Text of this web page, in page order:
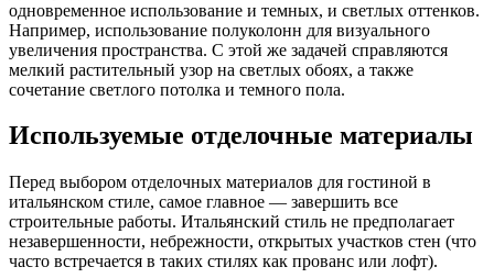
одновременное использование и темных, и светлых оттенков.
Например, использование полуколонн для визуального
увеличения пространства. С этой же задачей справляются
мелкий растительный узор на светлых обоях, а также
сочетание светлого потолка и темного пола.
Используемые отделочные материалы
Перед выбором отделочных материалов для гостиной в
итальянском стиле, самое главное — завершить все
строительные работы. Итальянский стиль не предполагает
незавершенности, небрежности, открытых участков стен (что
часто встречается в таких стилях как прованс или лофт).